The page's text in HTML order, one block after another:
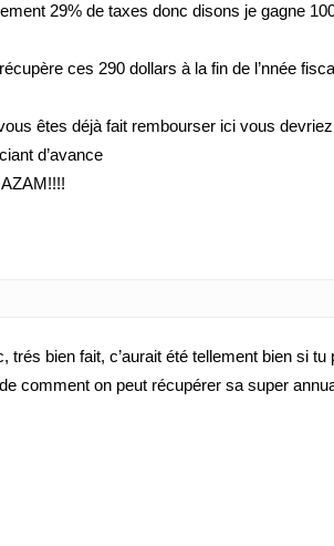
29% de taxes donc disons je gagne
ces 290 dollars à la fin de l’nnée
êtes déjà fait rembourser ici vous devriez
d’avance
trés bien fait, c’aurait été tellement bien si
comment on peut récupérer sa super